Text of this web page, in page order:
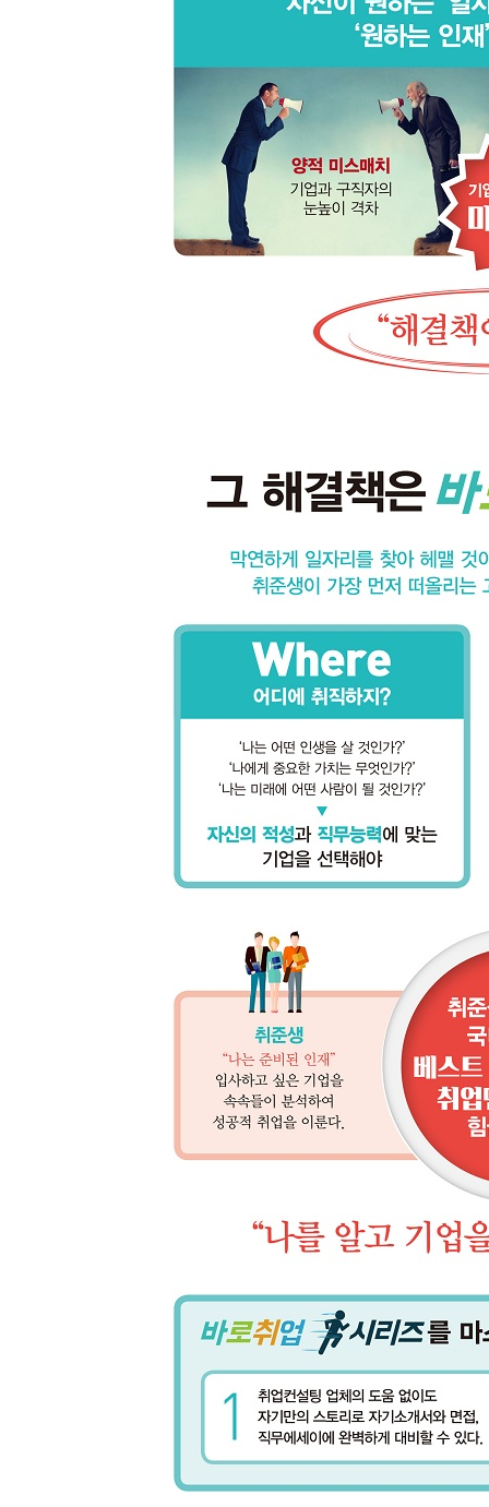
미국과 유럽을 중심으로 강행되는 연비 규제
연비를 줄이기 위한 방법, ‘경량화’
최근 가장 각광받고 있는 알루미늄
기존 강판의 고도화
CHAPTER 03 경영 이슈: 한 단계 더 성장하기 위
01 국내외 철강 경쟁의 심화
중국산 저가 철강재의 범람
수출이 늘어나는 만큼 반덤핑 조사 역시 늘어나는
신성장사업을 위한 선택과 집중
솔루션 마케팅의 일환인 EVI
세계적인 철강설비 보유
기업이 곧 사람이다
CHAPTER 04 문화: 자원은 유한, 창의는 무한
01 포스코의 역사는 한국 철강산업의 역사
한국 최초 그리고 최고의 철강업체
02 포스코의 기업문화
전문경영인 체제로 운영되는 포스코
03 주요 계열사 및 직무 소개
포스코의 중심, 철강그룹
무역: 트레이딩과 자원개발을 담당
E&C: 제철소 건설에서 아파트까지
에너지: 제철소 전력원 공급에서 청정에너지로 발전
소재 및 화학: 그룹의 신성장동력